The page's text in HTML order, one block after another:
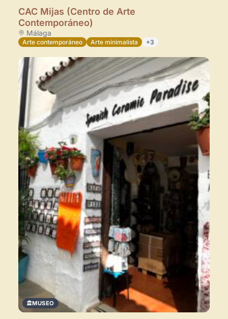
CAC Mijas (Centro de Arte
Contemporáneo)
Málaga
Arte contemporáneo Arte minimalista +3
MUSEO
×
Novedad: Tu Panel de Usuario
Directorio de Arte estrena su nuevoPanel de Usuario
: tu
centro de control para gestionar todo tu arte.
Publica y gestiona tus obras
Administra tu Espacio de Arte
Crea eventos y noticias